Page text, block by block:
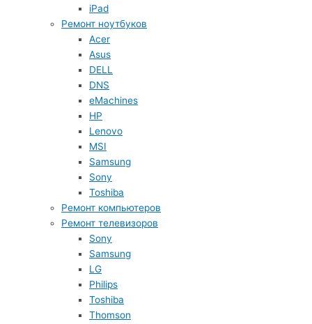
iPad
Ремонт ноутбуков
Acer
Asus
DELL
DNS
eMachines
HP
Lenovo
MSI
Samsung
Sony
Toshiba
Ремонт компьютеров
Ремонт телевизоров
Sony
Samsung
LG
Philips
Toshiba
Thomson